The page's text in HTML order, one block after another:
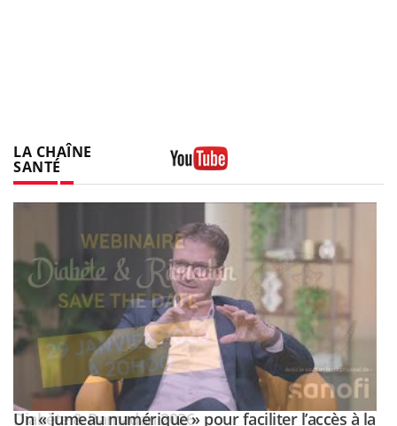
LA CHAÎNE
SANTÉ
Youtube
Youtube
Un « jumeau numérique » pour faciliter l’accès à la